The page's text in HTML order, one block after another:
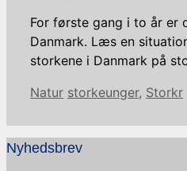
For første gang i to år er
Danmark. Læs en
storkene i Danmark på
Kategorier
Natur Tags
storkeunger, Storkr
Nyhedsbrev